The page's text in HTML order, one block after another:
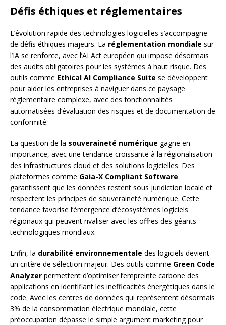
Défis éthiques et réglementaires
L’évolution rapide des technologies logicielles s’accompagne
de défis éthiques majeurs. La réglementation mondiale sur
l’IA se renforce, avec l’AI Act européen qui impose désormais
des audits obligatoires pour les systèmes à haut risque. Des
outils comme Ethical AI Compliance Suite se développent
pour aider les entreprises à naviguer dans ce paysage
réglementaire complexe, avec des fonctionnalités
automatisées d’évaluation des risques et de documentation de
conformité.
La question de la souveraineté numérique gagne en
importance, avec une tendance croissante à la régionalisation
des infrastructures cloud et des solutions logicielles. Des
plateformes comme Gaia-X Compliant Software
garantissent que les données restent sous juridiction locale et
respectent les principes de souveraineté numérique. Cette
tendance favorise l’émergence d’écosystèmes logiciels
régionaux qui peuvent rivaliser avec les offres des géants
technologiques mondiaux.
Enfin, la durabilité environnementale des logiciels devient
un critère de sélection majeur. Des outils comme Green Code
Analyzer permettent d’optimiser l’empreinte carbone des
applications en identifiant les inefficacités énergétiques dans le
code. Avec les centres de données qui représentent désormais
3% de la consommation électrique mondiale, cette
préoccupation dépasse le simple argument marketing pour